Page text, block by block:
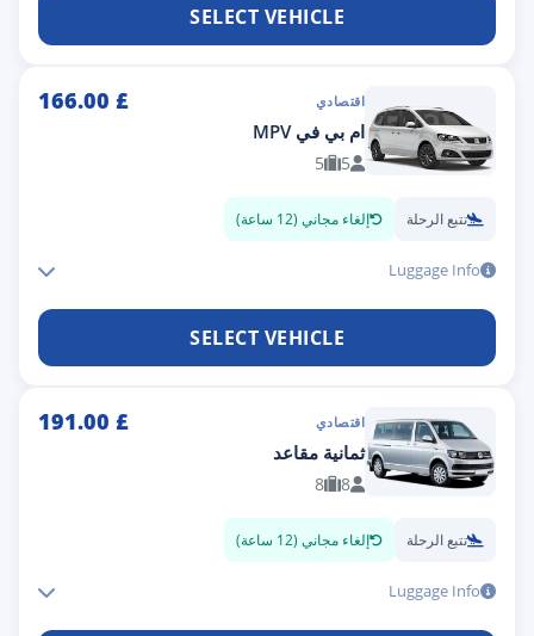
SELECT VEHICLE
اقتصادي £
166.00
ام بي في MPV
5
5
تتبع الرحلة إلغاء مجاني (12 ساعة)
Luggage Info
SELECT VEHICLE
اقتصادي £
191.00
ثمانية مقاعد
8
8
تتبع الرحلة إلغاء مجاني (12 ساعة)
Luggage Info